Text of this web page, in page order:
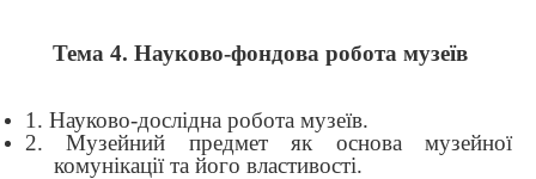
Тема 4. Науково-фондова робота музеїв
1. Науково-дослідна робота музеїв.
2. Музейний предмет як основа музейної
комунікації та його властивості.